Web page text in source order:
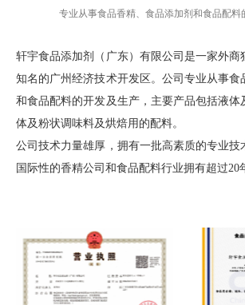
专业从事食品香精、食品添加剂和食品配料
轩宇食品添加剂（广东）有限公司是一家外商
知名的广州经济技术开发区。公司专业从事食
和食品配料的开发及生产，主要产品包括液体
体及粉状调味料及烘焙用的配料。
公司技术力量雄厚，拥有一批高素质的专业技
国际性的香精公司和食品配料行业拥有超过20